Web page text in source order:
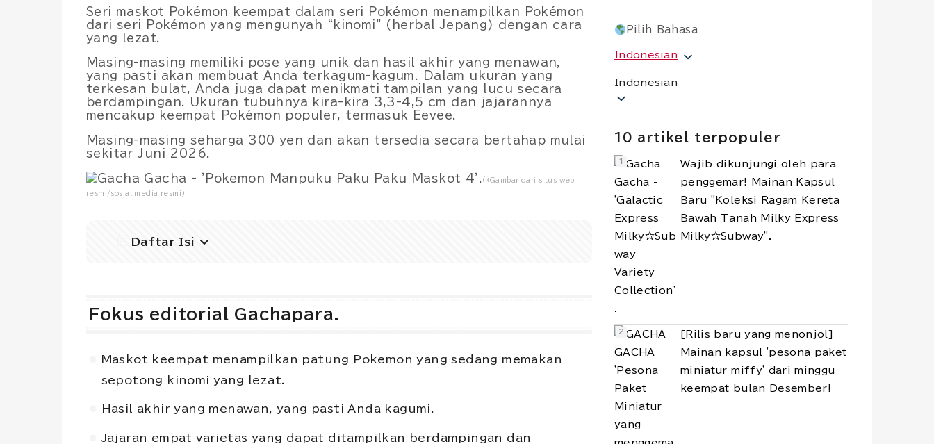
Seri maskot Pokémon keempat dalam seri Pokémon menampilkan Pokémon
dari seri Pokémon yang mengunyah “kinomi” (herbal Jepang) dengan cara
yang lezat.
Masing-masing memiliki pose yang unik dan hasil akhir yang menawan,
yang pasti akan membuat Anda terkagum-kagum. Dalam ukuran yang
terkesan bulat, Anda juga dapat menikmati tampilan yang lucu secara
berdampingan. Ukuran tubuhnya kira-kira 3,3-4,5 cm dan jajarannya
mencakup keempat Pokémon populer, termasuk Eevee.
Masing-masing seharga 300 yen dan akan tersedia secara bertahap mulai
sekitar Juni 2026.
(*Gambar dari situs web
resmi/sosial media resmi)
Daftar Isi
Fokus editorial Gachapara.
Maskot keempat menampilkan patung Pokemon yang sedang memakan
sepotong kinomi yang lezat.
Hasil akhir yang menawan, yang pasti Anda kagumi.
Jajaran empat varietas yang dapat ditampilkan berdampingan dan
Pilih Bahasa
Indonesian
Indonesian
10 artikel terpopuler
Wajib dikunjungi oleh para
penggemar! Mainan Kapsul
Baru "Koleksi Ragam Kereta
Bawah Tanah Milky Express
Milky☆Subway".
[Rilis baru yang menonjol]
Mainan kapsul 'pesona paket
miniatur miffy' dari minggu
keempat bulan Desember!